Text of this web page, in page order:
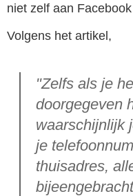
niet zelf aan
Volgens het artikel,
"Zelfs als je
doorgegeven
waarschijnlijk
je
thuisadres,